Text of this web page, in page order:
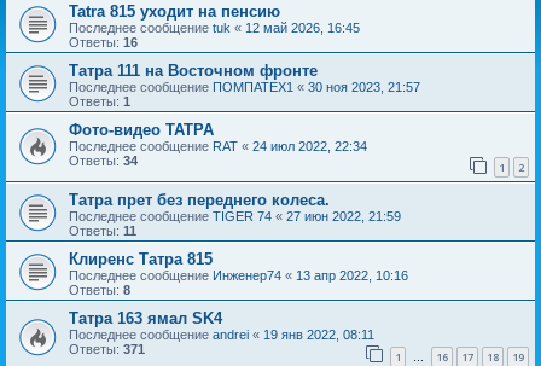
Tatra 815 уходит на пенсию
Последнее сообщение tuk « 12 май 2026, 16:45
Ответы: 16
Татра 111 на Восточном фронте
Последнее сообщение ПОМПАТЕХ1 « 30 ноя 2023, 21:57
Ответы: 1
Фото-видео ТАТРА
Последнее сообщение RAT « 24 июл 2022, 22:34
Ответы: 34 1 2
Татра прет без переднего колеса.
Последнее сообщение TIGER 74 « 27 июн 2022, 21:59
Ответы: 11
Клиренс Татра 815
Последнее сообщение Инженер74 « 13 апр 2022, 10:16
Ответы: 8
Татра 163 ямал SK4
Последнее сообщение andrei « 19 янв 2022, 08:11
Ответы: 371 1 … 16 17 18 19